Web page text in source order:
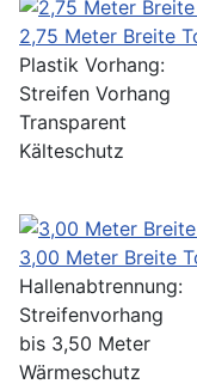
2,75 Meter Breite
Plastik Vorhang:
Streifen Vorhang
Transparent
Kälteschutz
3,00 Meter Breite
Hallenabtrennung:
Streifenvorhang
bis 3,50 Meter
Wärmeschutz